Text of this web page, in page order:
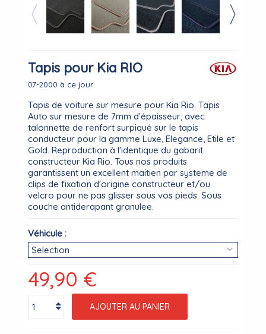
Tapis pour Kia RIO
07-2000 à ce jour
Tapis de voiture sur mesure pour Kia Rio. Tapis
Auto sur mesure de 7mm d'épaisseur, avec
talonnette de renfort surpiqué sur le tapis
conducteur pour la gamme Luxe, Elegance, Etile et
Gold. Reproduction à l'identique du gabarit
constructeur Kia Rio. Tous nos produits
garantissent un excellent maitien par systeme de
clips de fixation d'origine constructeur et/ou
velcro pour ne pas glisser sous vos pieds. Sous
couche antiderapant granulee.
Véhicule :
49,90 €
AJOUTER AU PANIER